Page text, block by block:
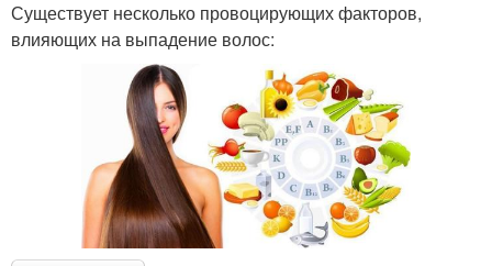
Существует несколько провоцирующих факторов,
влияющих на выпадение волос: